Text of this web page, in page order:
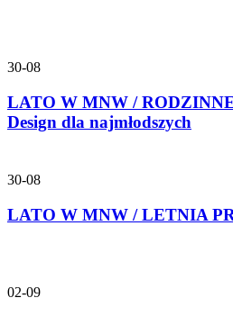
30-08
LATO W MNW /
Design dla najmłodszych
30-08
LATO W MNW / LETNIA
02-09